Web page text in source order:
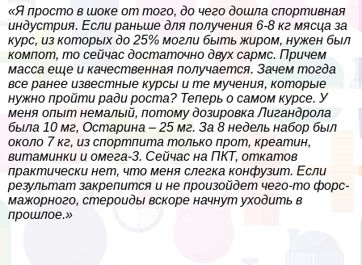
«Я просто в шоке от того, до чего дошла спортивная
индустрия. Если раньше для получения 6-8 кг мясца за
курс, из которых до 25% могли быть жиром, нужен был
компот, то сейчас достаточно двух сармс. Причем
масса еще и качественная получается. Зачем тогда
все ранее известные курсы и те мучения, которые
нужно пройти ради роста? Теперь о самом курсе. У
меня опыт немалый, потому дозировка Лигандрола
была 10 мг, Остарина – 25 мг. За 8 недель набор был
около 7 кг, из спортпита только прот, креатин,
витаминки и омега-3. Сейчас на ПКТ, откатов
пpaктически нет, что меня слегка конфузит. Если
результат закрепится и не произойдет чего-то форс-
мажорного, стероиды вскоре начнут уходить в
прошлое.»